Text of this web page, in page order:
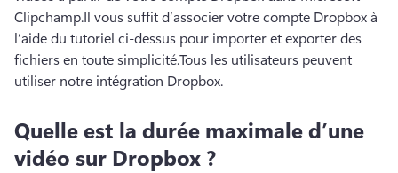
Clipchamp.Il vous suffit d’associer votre compte Dropbox à
l’aide du tutoriel ci-dessus pour importer et exporter des
fichiers en toute simplicité.Tous les utilisateurs peuvent
utiliser notre intégration Dropbox.
Quelle est la durée maximale d’une
vidéo sur Dropbox ?